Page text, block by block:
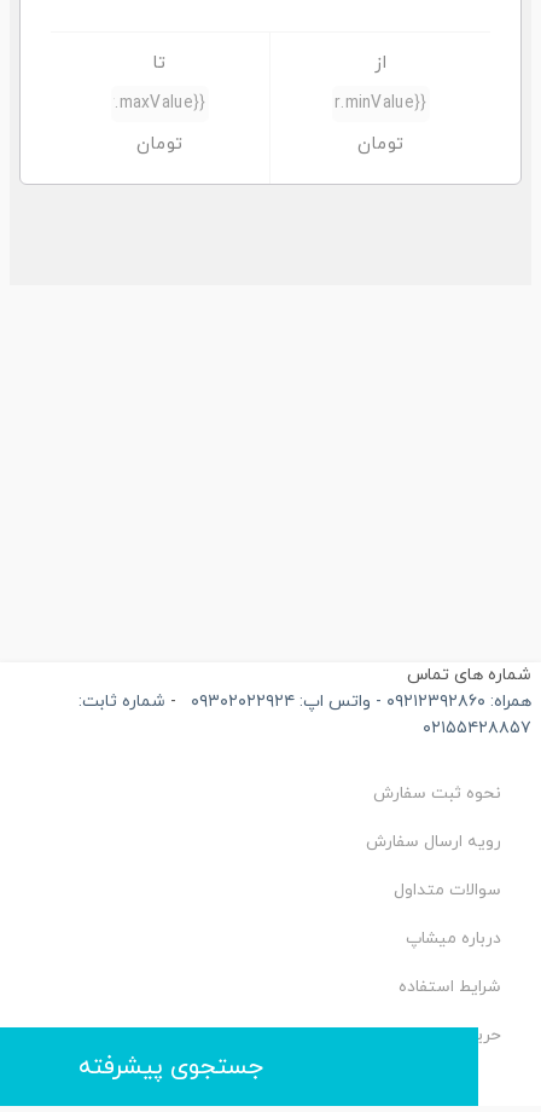
جستجوی پیشرفته
های تماس
- واتس اپ: ۰۹۳۰۲۰۲۲۹۲۴
- شماره ثابت:
نحوه ثبت سفارش
رویه ارسال سفارش
سوالات متداول
درباره میشاپ
شرایط استفاده
حریم خصوصی